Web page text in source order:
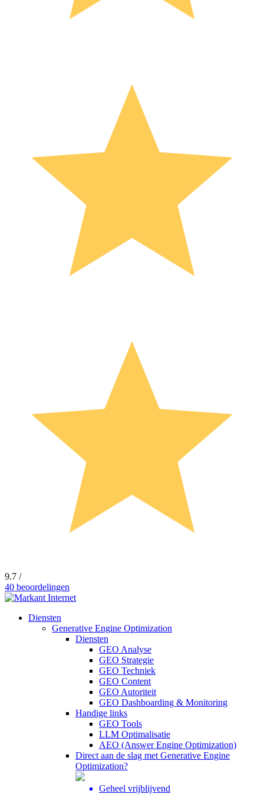
9.7 /
40 beoordelingen
Diensten
Generative Engine Optimization
Diensten
GEO Analyse
GEO Strategie
GEO Techniek
GEO Content
GEO Autoriteit
GEO Dashboarding & Monitoring
Handige links
GEO Tools
LLM Optimalisatie
AEO (Answer Engine Optimization)
Direct aan de slag met Generative Engine
Optimization?
Geheel vrijblijvend